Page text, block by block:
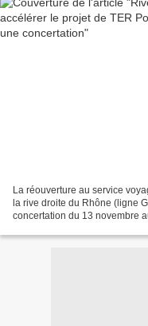
La réouverture au service
la rive droite du Rhône (ligne
concertation du 13 novembre